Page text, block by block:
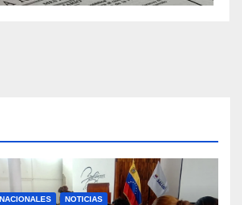
NACIONALES NOTICIAS